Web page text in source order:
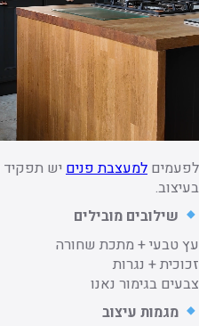
לפעמים למעצבת פנים יש תפקיד
בעיצוב.
שילובים מובילים
עץ טבעי + מתכת שחורה
זכוכית + נגרות
צבעים בגימור נאנו
מגמות עיצוב